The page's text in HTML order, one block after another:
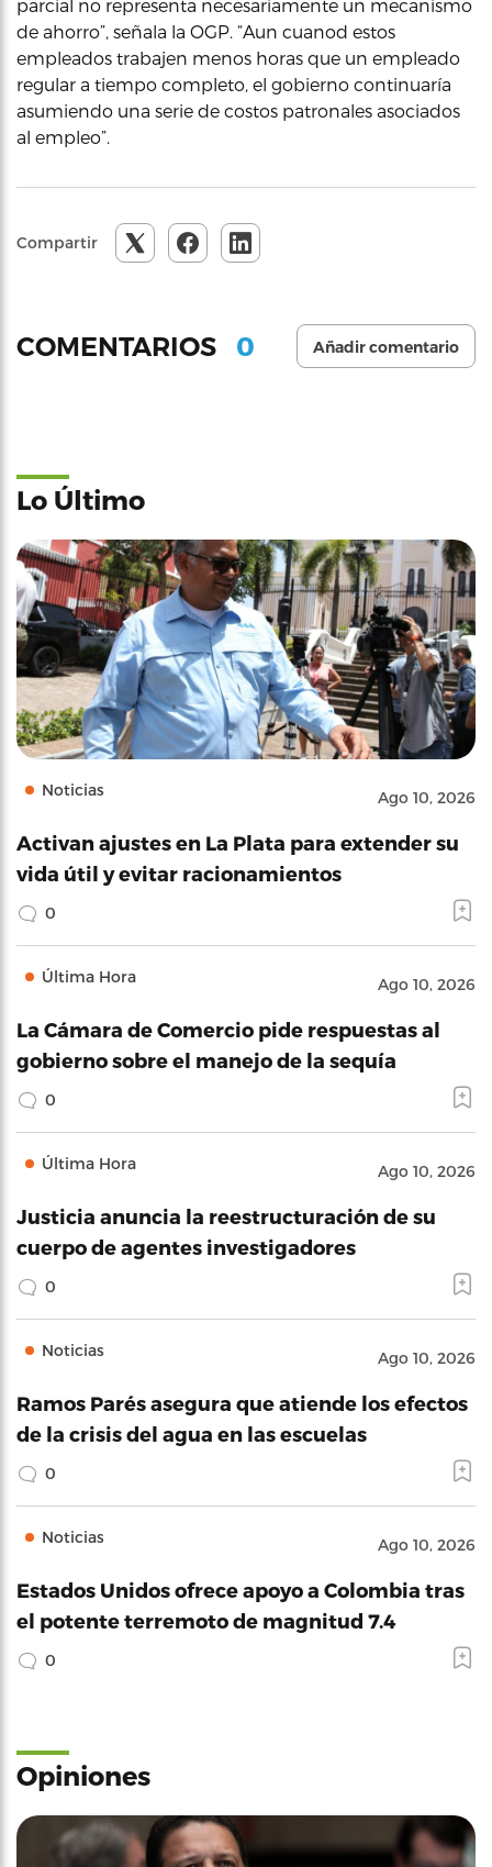
parcial no representa necesariamente un mecanismo
de ahorro”, señala la OGP. “Aun cuanod estos
empleados trabajen menos horas que un empleado
regular a tiempo completo, el gobierno continuaría
asumiendo una serie de costos patronales asociados
al empleo”.
Compartir
COMENTARIOS 0 Añadir comentario
Lo Último
Noticias Ago 10, 2026
Activan ajustes en La Plata para extender su
vida útil y evitar racionamientos
0
Última Hora Ago 10, 2026
La Cámara de Comercio pide respuestas al
gobierno sobre el manejo de la sequía
0
Última Hora Ago 10, 2026
Justicia anuncia la reestructuración de su
cuerpo de agentes investigadores
0
Noticias Ago 10, 2026
Ramos Parés asegura que atiende los efectos
de la crisis del agua en las escuelas
0
Noticias Ago 10, 2026
Estados Unidos ofrece apoyo a Colombia tras
el potente terremoto de magnitud 7.4
0
Opiniones